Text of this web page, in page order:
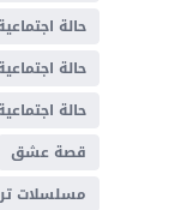
حالة اجتماعية
حالة
حالة اجتماعية
قصة عشق
مسلسلات